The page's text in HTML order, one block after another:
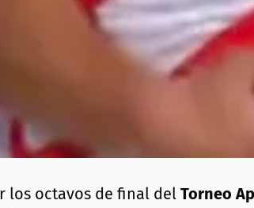
los octavos de final del Torneo